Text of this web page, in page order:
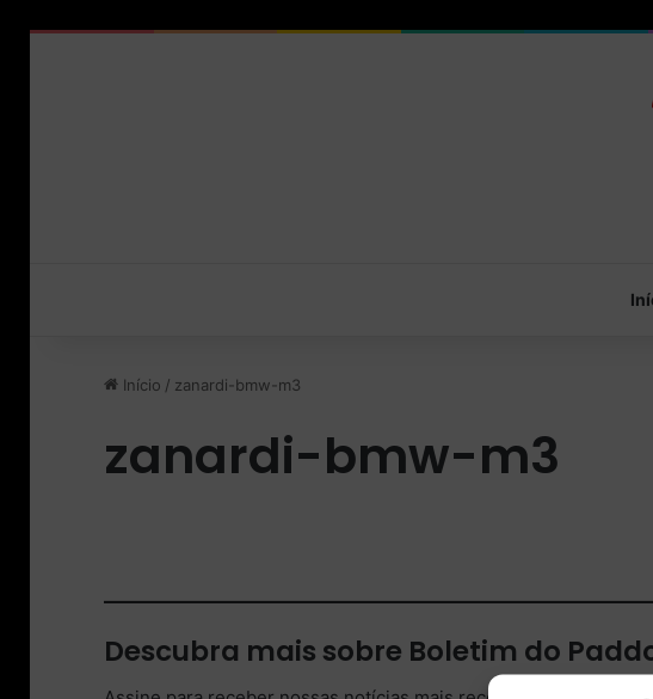
Início / zanardi-bmw-m3
zanardi-bmw-m3
Descubra mais sobre Boletim do